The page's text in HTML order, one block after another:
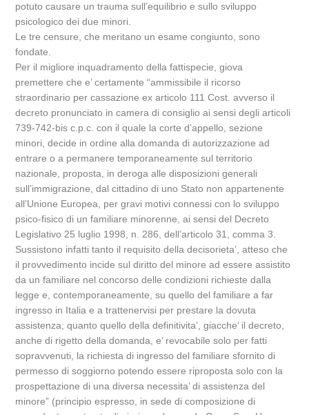
potuto causare un trauma sull’equilibrio e sullo sviluppo
psicologico dei due minori.
Le tre censure, che meritano un esame congiunto, sono
fondate.
Per il migliore inquadramento della fattispecie, giova
premettere che e’ certamente “ammissibile il ricorso
straordinario per cassazione ex articolo 111 Cost. avverso il
decreto pronunciato in camera di consiglio ai sensi degli articoli
739-742-bis c.p.c. con il quale la corte d’appello, sezione
minori, decide in ordine alla domanda di autorizzazione ad
entrare o a permanere temporaneamente sul territorio
nazionale, proposta, in deroga alle disposizioni generali
sull’immigrazione, dal cittadino di uno Stato non appartenente
all’Unione Europea, per gravi motivi connessi con lo sviluppo
psico-fisico di un familiare minorenne, ai sensi del Decreto
Legislativo 25 luglio 1998, n. 286, dell’articolo 31, comma 3.
Sussistono infatti tanto il requisito della decisorieta’, atteso che
il provvedimento incide sul diritto del minore ad essere assistito
da un familiare nel concorso delle condizioni richieste dalla
legge e, contemporaneamente, su quello del familiare a far
ingresso in Italia e a trattenervisi per prestare la dovuta
assistenza; quanto quello della definitivita’, giacche’ il decreto,
anche di rigetto della domanda, e’ revocabile solo per fatti
sopravvenuti, la richiesta di ingresso del familiare sfornito di
permesso di soggiorno potendo essere riproposta solo con la
prospettazione di una diversa necessita’ di assistenza del
minore” (principio espresso, in sede di composizione di